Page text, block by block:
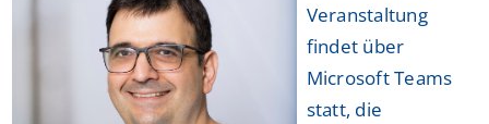
Veranstaltung
findet über
Microsoft Teams
statt, die